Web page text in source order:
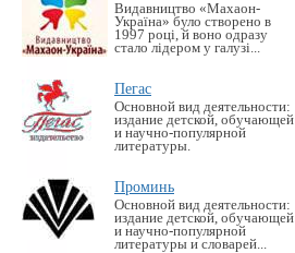
Видавництво «Махаон-
Україна» було створено в
1997 році, й воно одразу
стало лідером у галузі...
Пегас
Основной вид деятельности:
издание детской, обучающей
и научно-популярной
литературы.
Проминь
Основной вид деятельности:
издание детской, обучающей
и научно-популярной
литературы и словарей...